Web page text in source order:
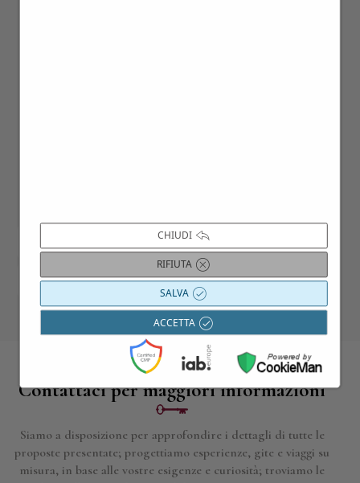
4
Contattaci per maggiori informazioni
Siamo a disposizione per approfondire i dettagli di tutte le
proposte presentate; progettiamo esperienze, gite e viaggi su
misura, in base alle vostre esigenze e curiosità; troviamo le
CHIUDI
RIFIUTA
SALVA
ACCETTA